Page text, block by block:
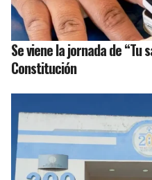
Se viene la jornada de “Tu
Constitución